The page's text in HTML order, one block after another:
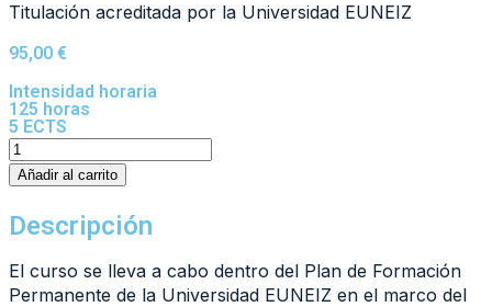
Titulación acreditada por la Universidad EUNEIZ
95,00 €
Intensidad horaria
125 horas
5 ECTS
Añadir al carrito
Descripción
El curso se lleva a cabo dentro del Plan de Formación
Permanente de la Universidad EUNEIZ en el marco del